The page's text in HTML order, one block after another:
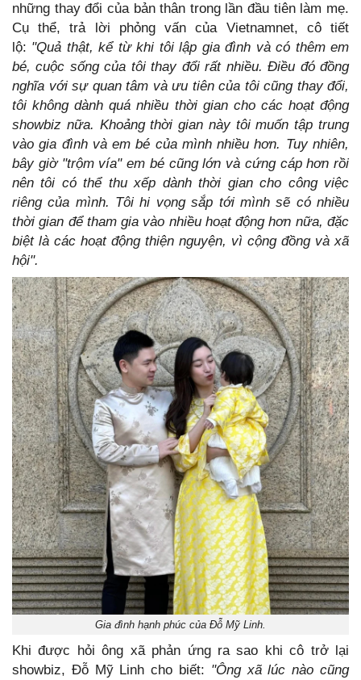
những thay đổi của bản thân trong lần đầu tiên làm mẹ.
Cụ thể, trả lời phỏng vấn của Vietnamnet, cô tiết
lộ: "Quả thật, kể từ khi tôi lập gia đình và có thêm em
bé, cuộc sống của tôi thay đổi rất nhiều. Điều đó đồng
nghĩa với sự quan tâm và ưu tiên của tôi cũng thay đổi,
tôi không dành quá nhiều thời gian cho các hoạt động
showbiz nữa. Khoảng thời gian này tôi muốn tập trung
vào gia đình và em bé của mình nhiều hơn. Tuy nhiên,
bây giờ "trộm vía" em bé cũng lớn và cứng cáp hơn rồi
nên tôi có thể thu xếp dành thời gian cho công việc
riêng của mình. Tôi hi vọng sắp tới mình sẽ có nhiều
thời gian để tham gia vào nhiều hoạt động hơn nữa, đặc
biệt là các hoạt động thiện nguyện, vì cộng đồng và xã
hội".
Gia đình hạnh phúc của Đỗ Mỹ Linh.
Khi được hỏi ông xã phản ứng ra sao khi cô trở lại
showbiz, Đỗ Mỹ Linh cho biết: "Ông xã lúc nào cũng